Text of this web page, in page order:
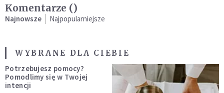
Komentarze ()
Najnowsze Najpopularniejsze
WYBRANE DLA CIEBIE
Potrzebujesz pomocy?
Pomodlimy się w Twojej
intencji